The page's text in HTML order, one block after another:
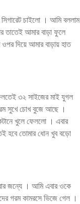
সিগারেট চাইলো । আমি বললাম
তাতেই আমার বাড়া ফুলে
দিয়ে আমার বাড়ায় হাত
৩২ সাইজের মাই যুগল
সুখে চোখ বুজে আছে ।
খুলে ফেললো । এবার
হবে তোমার ধোন খুব বড়ো
জন্যে । আমি এবার ওকে
গরম কামরসে ভিজে গেল ।